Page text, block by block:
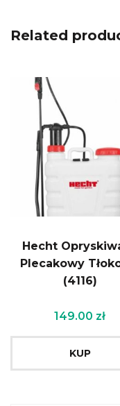
Related
Hecht
Plecakowy
(4116)
149.00 zł
KUP